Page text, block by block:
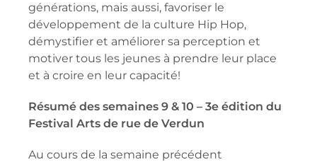
générations, mais aussi, favoriser le
développement de la culture Hip Hop,
démystifier et améliorer sa perception et
motiver tous les jeunes à prendre leur place
et à croire en leur capacité!
Résumé des semaines 9 & 10 – 3e édition du
Festival Arts de rue de Verdun
Au cours de la semaine précédent